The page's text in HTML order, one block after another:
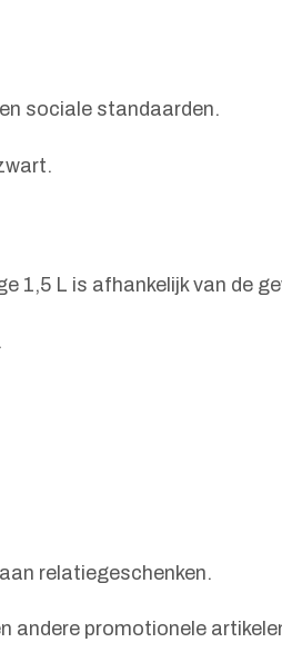
sociale standaarden.
1,5 L is afhankelijk van de
relatiegeschenken.
andere promotionele